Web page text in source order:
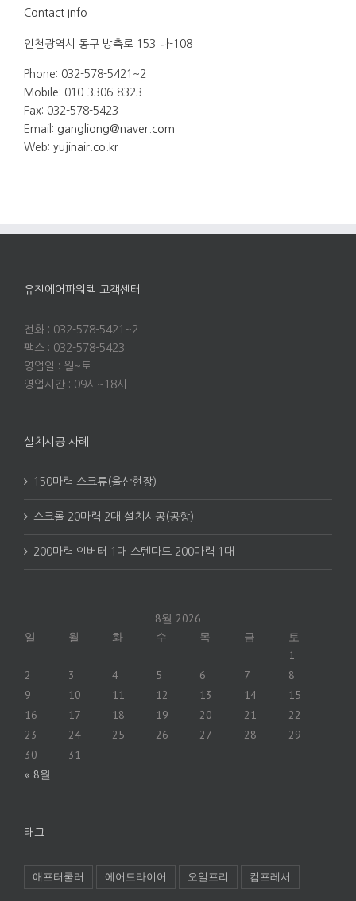
Contact Info
인천광역시 동구 방축로 153 나-108
Phone: 032-578-5421~2
Mobile: 010-3306-8323
Fax: 032-578-5423
Email: gangliong@naver.com
Web: yujinair.co.kr
유진에어파워텍 고객센터
전화 : 032-578-5421~2
팩스 : 032-578-5423
영업일 : 월~토
영업시간 : 09시~18시
설치시공 사례
150마력 스크류(울산현장)
스크롤 20마력 2대 설치시공(공항)
200마력 인버터 1대 스텐다드 200마력 1대
8월 2026
일 월 화 수 목 금 토
« 8월
1
2
3 4 5 6 7
8
9
10 11 12 13 14
15
16
17 18 19 20 21
22
23
24 25 26 27 28
29
30
31
태그
애프터쿨러 에어드라이어 오일프리 컴프레서